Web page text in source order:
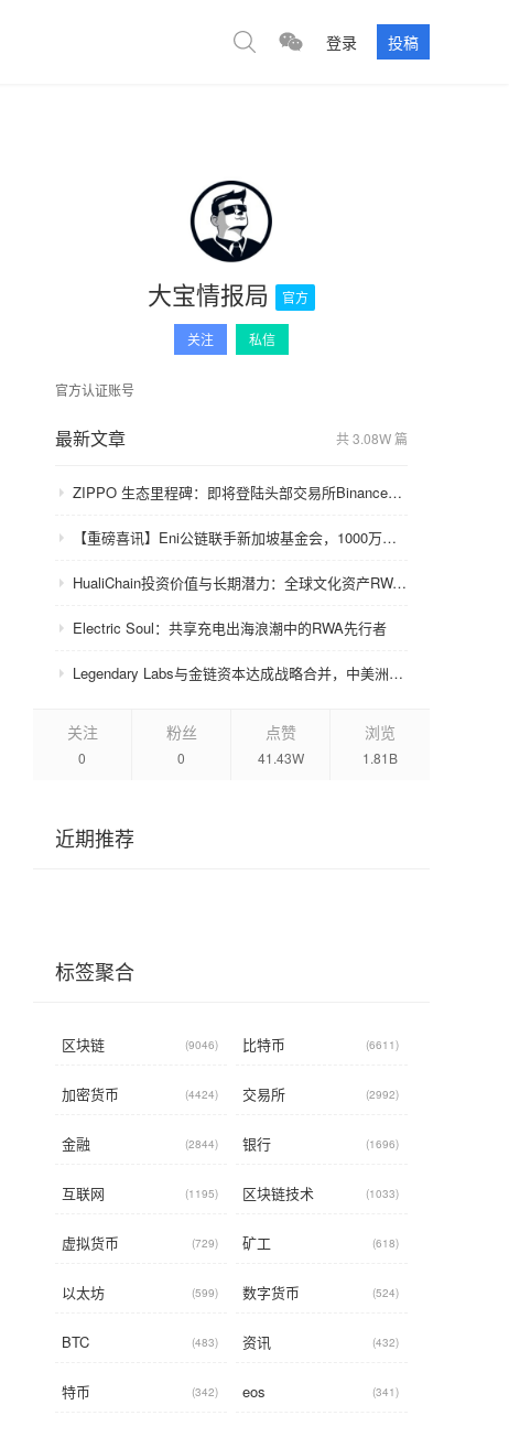
登录 投稿
大宝情报局 官方
关注 私信
官方认证账号
最新文章 共 3.08W 篇
ZIPPO 生态里程碑：即将登陆头部交易所Binance，GameFi 与通缩模型开启价值飞轮
【重磅喜讯】Eni公链联手新加坡基金会，1000万美金赋能众环CRC！
HualiChain投资价值与长期潜力：全球文化资产RWA赛道的基础设施级机会正在形成
Electric Soul：共享充电出海浪潮中的RWA先行者
Legendary Labs与金链资本达成战略合并，中美洲牌照加持助力生态升级
关注
0
粉丝
0
点赞
41.43W
浏览
1.81B
近期推荐
标签聚合
区块链 (9046) 比特币 (6611)
加密货币 (4424) 交易所 (2992)
金融 (2844) 银行 (1696)
互联网 (1195) 区块链技术 (1033)
虚拟货币 (729) 矿工 (618)
以太坊 (599) 数字货币 (524)
BTC (483) 资讯 (432)
特币 (342) eos (341)